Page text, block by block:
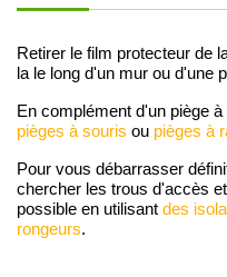
Retirer le film protecteur de
la le long d'un mur ou d'une
En complément d'un piège
pièges à souris ou pièges à
Pour vous débarrasser
chercher les trous d'accès
possible en utilisant des
rongeurs.